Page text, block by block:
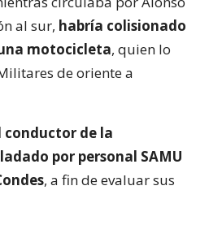
al sur, habría colisionado
motocicleta, quien lo
de oriente a
conductor de la
por personal SAMU
, a fin de evaluar sus